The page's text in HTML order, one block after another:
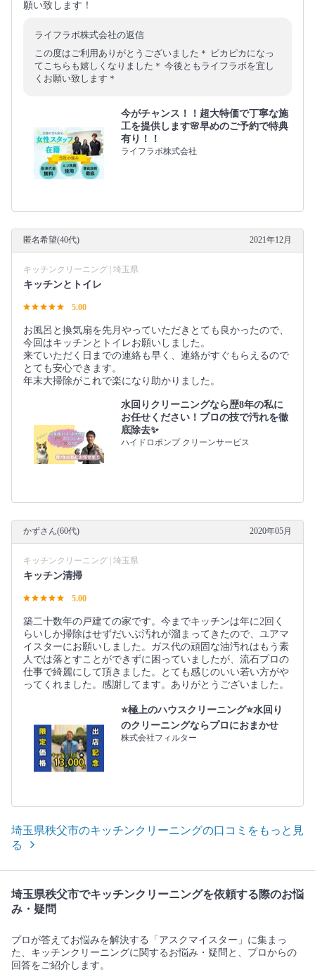
願い致します！
ライフラボ株式会社の返信
この度はご利用ありがとうございました＊ ピカピカになっ
てこちらも嬉しくなりました＊ 今後ともライフラボを宜し
くお願い致します＊
今がチャンス！！超大特価で丁寧な施
工を提供します🌸早めのご予約で特典
有り！！
ライフラボ株式会社
匿名希望(40代) 2021年12月
キッチンクリーニング | 埼玉県
キッチンとトイレ
5.00
お風呂と換気扇を先月やっていただきとても良かったので、
今回はキッチンとトイレお願いしました。
来ていただく日までの連絡も早く、連絡がすぐもらえるので
とても安心できます。
年末大掃除がこれで楽になり助かりました。
水回りクリーニングなら歴8年の私に
お任せください！プロの技で汚れを徹
底除去✨
ハイドロポンプ クリーンサービス
かずさん(60代) 2020年05月
キッチンクリーニング | 埼玉県
キッチン清掃
5.00
築二十数年の戸建ての家です。今までキッチンは年に2回く
らいしか掃除はせずだいぶ汚れが溜まってきたので、ユアマ
イスターにお願いしました。ガス代の頑固な油汚れはもう素
人では落とすことができずに困っていましたが、流石プロの
仕事で綺麗にして頂きました。とても感じのいい若い方がや
ってくれました。感謝してます。ありがとうございました。
⭐極上のハウスクリーニング⭐水回り
のクリーニングならプロにおまかせ
株式会社フィルター
埼玉県秩父市のキッチンクリーニングの口コミをもっと見
る
埼玉県秩父市でキッチンクリーニングを依頼する際のお悩
み・疑問
プロが答えてお悩みを解決する「アスクマイスター」に集まっ
た、キッチンクリーニングに関するお悩み・疑問と、プロからの
回答をご紹介します。